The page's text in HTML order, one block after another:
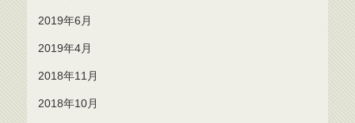
2019年6月
2019年4月
2018年11月
2018年10月